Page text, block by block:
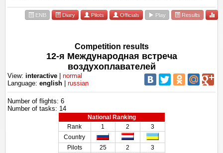
ENB Diary Pilots Officials Play Results
Competition results
12-я Международная встреча
воздухоплавателей
View: interactive
normal
Language: english russian
Number of flights: 6
Number of tasks: 14
National Ranking
Rank
1 2
3
Country
Pilots
25 2
3